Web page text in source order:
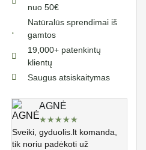
nuo 50€
Natūralūs sprendimai iš
gamtos
19,000+ patenkintų
klientų
Saugus atsiskaitymas
AGNĖ
★★★★★
Sveiki, gyduolis.lt komanda,
tik noriu padėkoti už